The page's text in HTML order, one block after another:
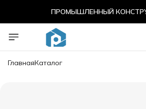
ПРОМЫШЛЕННЫЙ
ПРОМЫШЛЕННЫЙ
ГлавнаяКаталог